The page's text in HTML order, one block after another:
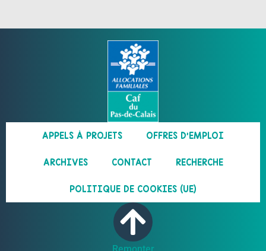
APPELS À PROJETS OFFRES D’EMPLOI
ARCHIVES CONTACT RECHERCHE
POLITIQUE DE COOKIES (UE)